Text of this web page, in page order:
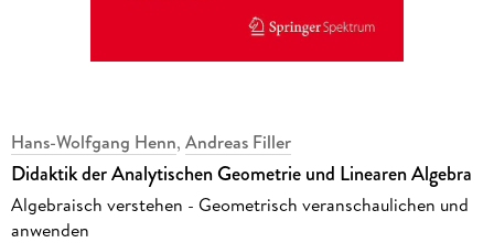
Hans-Wolfgang Henn, Andreas Filler
Didaktik der Analytischen Geometrie und Linearen Algebra
Algebraisch verstehen - Geometrisch veranschaulichen und
anwenden